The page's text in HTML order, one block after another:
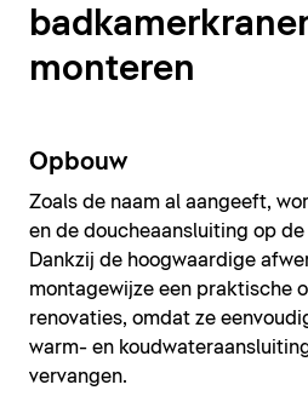
monteren
Opbouw
Zoals de naam al aangeeft,
en de doucheaansluiting op
Dankzij de hoogwaardige
montagewijze een praktische
renovaties, omdat ze
warm- en
vervangen.